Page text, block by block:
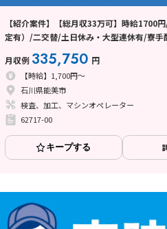
【紹介案件】【総月収33万可】時給1700
定有）/二交替/土日休み・大型連休有/寮手
月収例 335,750 円
【時給】1,700円～
石川県能美市
検査、加工、マシンオペレーター
62717-00
キープする